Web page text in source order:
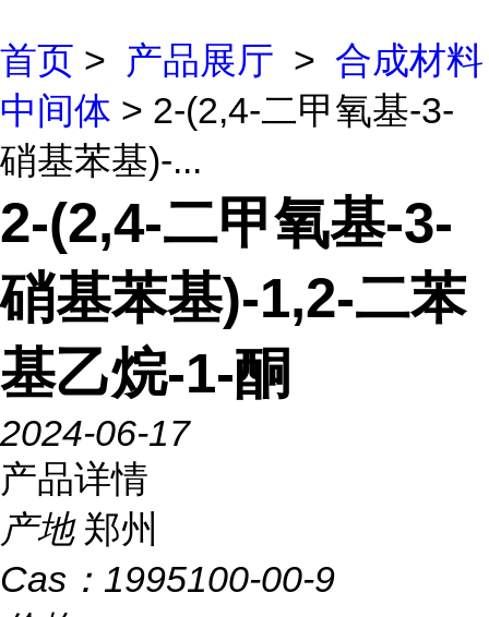
首页 > 产品展厅 > 合成材料
中间体 > 2-(2,4-二甲氧基-3-
硝基苯基)-...
2-(2,4-二甲氧基-3-
硝基苯基)-1,2-二苯
基乙烷-1-酮
2024-06-17
产品详情
产地 郑州
Cas： 1995100-00-9